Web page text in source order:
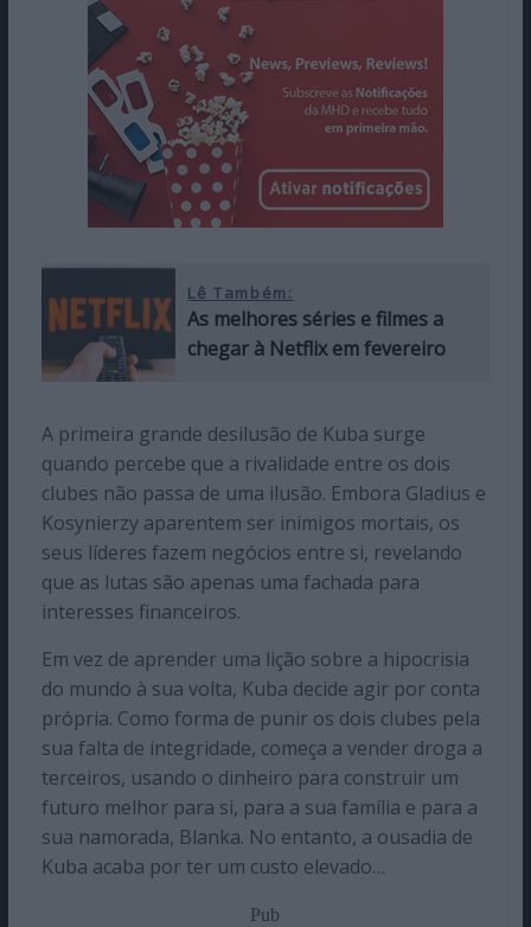
Lê Também:
As melhores séries e filmes a
chegar à Netflix em fevereiro
A primeira grande desilusão de Kuba surge
quando percebe que a rivalidade entre os dois
clubes não passa de uma ilusão. Embora Gladius e
Kosynierzy aparentem ser inimigos mortais, os
seus líderes fazem negócios entre si, revelando
que as lutas são apenas uma fachada para
interesses financeiros.
Em vez de aprender uma lição sobre a hipocrisia
do mundo à sua volta, Kuba decide agir por conta
própria. Como forma de punir os dois clubes pela
sua falta de integridade, começa a vender droga a
terceiros, usando o dinheiro para construir um
futuro melhor para si, para a sua família e para a
sua namorada, Blanka. No entanto, a ousadia de
Kuba acaba por ter um custo elevado…
Pub